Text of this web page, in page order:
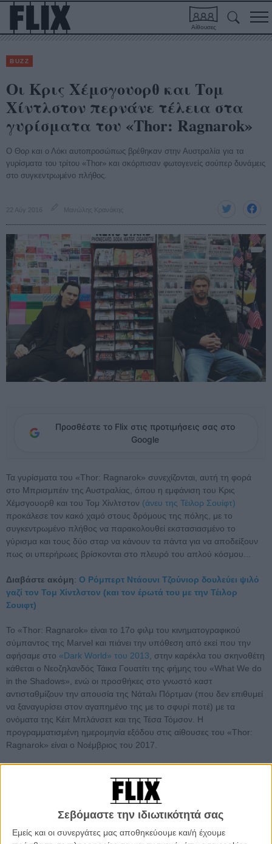
Σεβόμαστε την ιδιωτικότητά σας
Εμείς και οι συνεργάτες μας αποθηκεύουμε και/ή έχουμε
Αίθουσες
BUZZ
Οι Κρις Χέμσγουορθ και Τομ
Χίντλστον περνάνε τέλεια στα
γυρίσματα του «Thor: Ragnarok»
O Θορ και ο Λόκι αυτοπροσώπως βρέθηκαν στην Αυστραλία για τα
γυρίσματα του τρίτου «Thor» και σκόρπισαν φωτογενείς σούπερ δυνάμεις
στο συγκεντρωμένο πλήθος.
22 Αύγ 2016 Μανώλης Κρανάκης
Προσθέστε το Flix στις προτιμήσεις σας στο
Google
Τα γυρίσματα του «Thor: Ragnarok» συνεχίζονται, αυτή τη φορά
στο Μπρισμπέιν της Αυστραλίας, όπου η εμφάνιση του Κρις
Χέμσγουορθ και του Τομ Χίνλτστον (άνευ της Τέιλορ Σουίφτ)
προκάλεσε τον κακό χαμό στους δρόμους της πόλης, με το
συγκεντρωμένο πλήθος να παρακολουθεί εκστασιασμένο το
γύρισμα και τους δύο σταρ να κάνουν τα πάντα για να αποδείξουν
πως οι υπερήρωες βρίσκονται στο πλευρό του απλού κόσμου...
Διαβάστε ακόμη: Ο Ρόμπερτ Ντάουνι Τζούνιορ δουλεύει ψιλό
γαζί τον Τομ Χίντλστον (και τον έρωτά του με την Τέιλορ
Σουιφτ)
Το «Thor: Ragnarok» είναι το 17ο φιλμ του κινηματογραφικού
σύμπαντος της Marvel και πιάνει την υπόθεση από εκεί που την
αφήσαμε στο «Dark World» του 2013 , στην καρέκλα του σκηνοθέτη
κάθεται ο Νεοζηλανδός Τάικα Γουατίτι της φήμης του «What We do
in the Shadows», ενώ οι προσθήκες στο γνωστό καστ
αντισταθμίζουν την απουσία της Νάταλι Πόρτμαν (που δεν επιθυμεί
να ξαναγυρίσει στον αγαπημένο της με το σφυρί ποτέ) με τα
ονόματα της Κέιτ Μπλάνσετ και της Τέσα Τόμσον. Η
προγραμματισμένη ημερομηνία εξόδου στις αίθουσες του «Thor:
Ragnarok» είναι ο Νοέμβριος του 2017.